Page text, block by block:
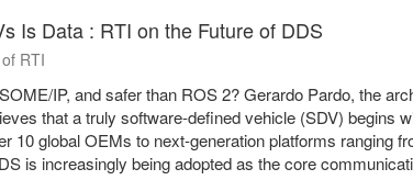
Is Data : RTI on the Future of DDS
RTI
IP, and safer than ROS 2? Gerardo Pardo, the
that a truly software-defined vehicle (SDV) begins
10 global OEMs to next-generation platforms ranging
is increasingly being adopted as the core